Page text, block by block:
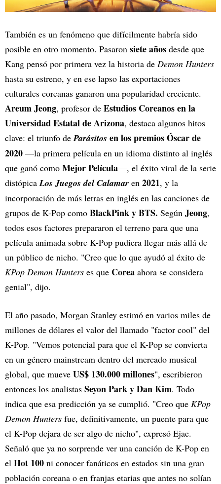
También es un fenómeno que difícilmente habría sido
posible en otro momento. Pasaron siete años desde que
Kang pensó por primera vez la historia de Demon Hunters
hasta su estreno, y en ese lapso las exportaciones
culturales coreanas ganaron una popularidad creciente.
Areum Jeong, profesor de Estudios Coreanos en la
Universidad Estatal de Arizona, destaca algunos hitos
clave: el triunfo deParásitos en los premios Óscar de
2020 —la primera película en un idioma distinto al inglés
que ganó como Mejor Película—, el éxito viral de la serie
distópicaLos Juegos del Calamar en 2021, y la
incorporación de más letras en inglés en las canciones de
grupos de K-Pop como BlackPink y BTS. Según Jeong,
todos esos factores prepararon el terreno para que una
película animada sobre K-Pop pudiera llegar más allá de
un público de nicho. "Creo que lo que ayudó al éxito de
KPop Demon Hunters es que Corea ahora se considera
genial", dijo.
El año pasado, Morgan Stanley estimó en varios miles de
millones de dólares el valor del llamado "factor cool" del
K-Pop. "Vemos potencial para que el K-Pop se convierta
en un género mainstream dentro del mercado musical
global, que mueve US$ 130.000 millones", escribieron
entonces los analistas Seyon Park y Dan Kim. Todo
indica que esa predicción ya se cumplió. "Creo que KPop
Demon Hunters fue, definitivamente, un puente para que
el K-Pop dejara de ser algo de nicho", expresó Ejae.
Señaló que ya no sorprende ver una canción de K-Pop en
el Hot 100 ni conocer fanáticos en estados sin una gran
población coreana o en franjas etarias que antes no solían